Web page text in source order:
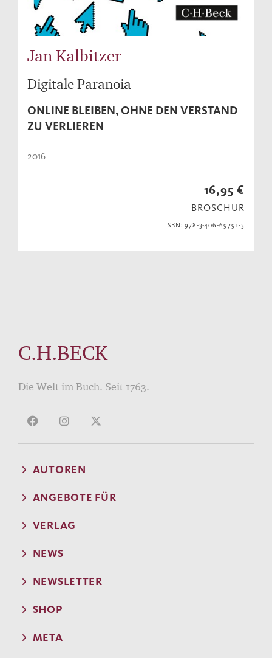
Jan Kalbitzer
Digitale Paranoia
ONLINE BLEIBEN, OHNE DEN VERSTAND
ZU VERLIEREN
2016
16,95 €
BROSCHUR
ISBN: 978-3-406-69791-3
C.H.BECK
Die Welt im Buch. Seit 1763.
AUTOREN
ANGEBOTE FÜR
VERLAG
NEWS
NEWSLETTER
SHOP
META